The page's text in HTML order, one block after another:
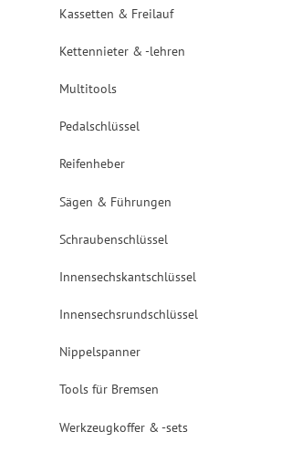
Kassetten & Freilauf
Kettennieter & -lehren
Multitools
Pedalschlüssel
Reifenheber
Sägen & Führungen
Schraubenschlüssel
Innensechskantschlüssel
Innensechsrundschlüssel
Nippelspanner
Tools für Bremsen
Werkzeugkoffer & -sets